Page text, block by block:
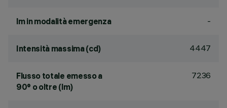
lm in modalità emergenza -
Intensità massima (cd) 4447
Flusso totale emesso a
90° o oltre (lm)
7236